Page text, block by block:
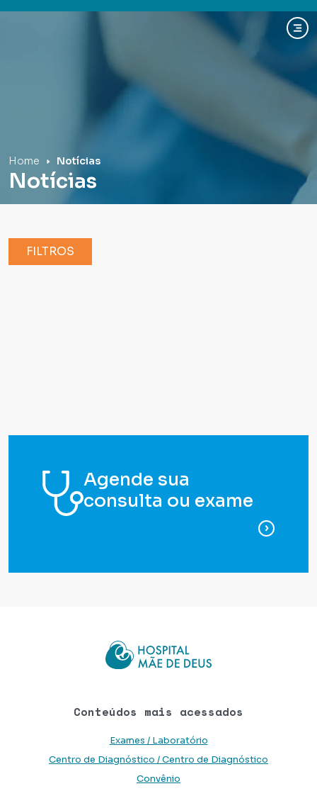
Home Notícias
Notícias
FILTROS
Agende sua
consulta ou exame
para
Conteúdos mais acessados
Exames / Laboratório
Centro de Diagnóstico / Centro de Diagnóstico
Convênio